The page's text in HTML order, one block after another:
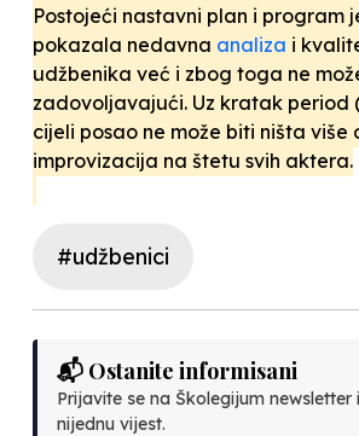
Postojeći nastavni plan i program
pokazala nedavna analiza i
udžbenika već i zbog toga ne
zadovoljavajući. Uz kratak period
cijeli posao ne može biti ništa više
improvizacija na štetu svih aktera.
#udžbenici
📬 Ostanite informisani
Prijavite se na Školegijum newsletter
nijednu vijest.